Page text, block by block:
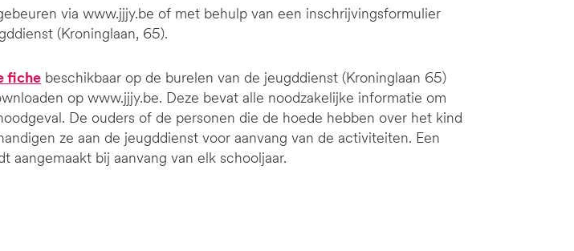
via www.jjjy.be of met behulp van een inschrijvingsformulier
(Kroninglaan, 65).
fiche beschikbaar op de burelen van de jeugddienst (Kroninglaan 65)
op www.jjjy.be. Deze bevat alle noodzakelijke informatie om
De ouders of de personen die de hoede hebben over het kind
ze aan de jeugddienst voor aanvang van de activiteiten. Een
aangemaakt bij aanvang van elk schooljaar.